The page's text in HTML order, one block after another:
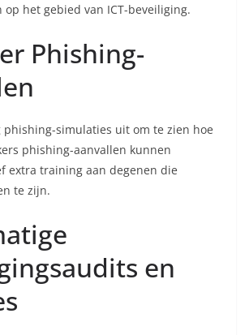
op het gebied van ICT-beveiliging.
Phishing-
phishing-simulaties uit om te zien hoe
phishing-aanvallen kunnen
extra training aan degenen die
te zijn.
en